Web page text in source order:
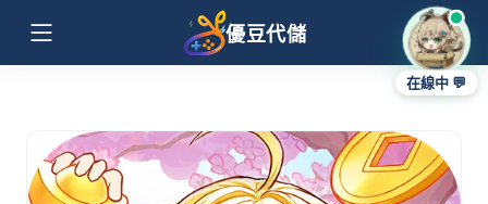
優豆代儲
在線中 💬